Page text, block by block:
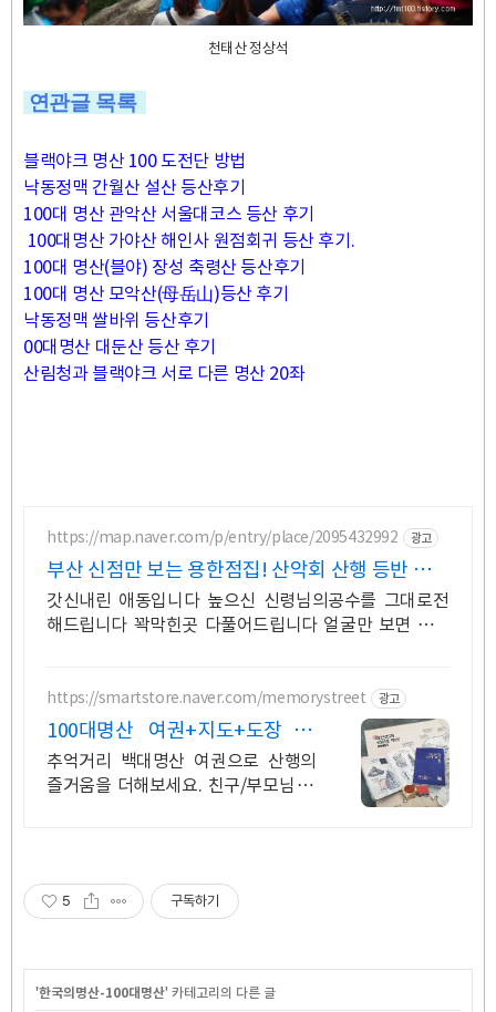
천태산 정상석
연관글목록
블랙야크 명산 100 도전단 방법
낙동정맥 간월산 설산 등산후기
100대 명산 관악산 서울대코스 등산 후기
100대명산 가야산 해인사 원점회귀 등산 후기.
100대 명산(블야) 장성 축령산 등산후기
100대 명산 모악산(母岳山)등산 후기
낙동정맥 쌀바위 등산후기
00대명산 대둔산 등산 후기
산림청과 블랙야크 서로 다른 명산 20좌
https://map.naver.com/p/entry/place/2095432992 광고
부산 신점만 보는 용한점집! 산악회 산행 등반 정상
등정
갓신내린 애동입니다 높으신 신령님의공수를 그대로전
해드립니다 꽉막힌곳 다풀어드립니다 얼굴만 보면 점사
https://smartstore.naver.com/memorystreet 광고
100대명산 여권+지도+도장 친
구/부모님 등산선물로 추천
추억거리 백대명산 여권으로 산행의
즐거움을 더해보세요. 친구/부모님 등
5 구독하기
'한국의명산-100대명산' 카테고리의 다른 글